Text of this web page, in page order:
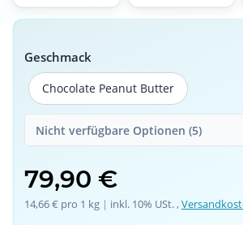
Geschmack
Chocolate Peanut Butter
Chocolate Peanut Butter
Nicht verfügbare Optionen (5)
79,90 €
14,66 € pro 1 kg | inkl. 10% USt. ,